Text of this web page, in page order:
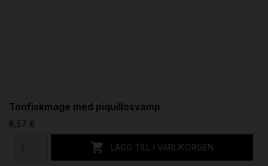
Tonfiskmage med piquillosvamp
8,57 €
 LÄGG TILL I VARUKORGEN